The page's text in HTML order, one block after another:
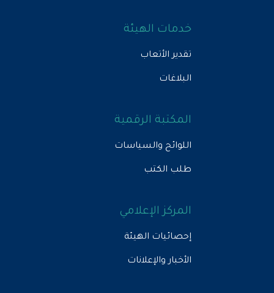
خدمات الهيئة
تقدير الأتعاب
البلاغات
المكتبة الرقمية
اللوائح والسياسات
طلب الكتب
المركز الإعلامي
إحصائيات الهيئة
الأخبار والإعلانات